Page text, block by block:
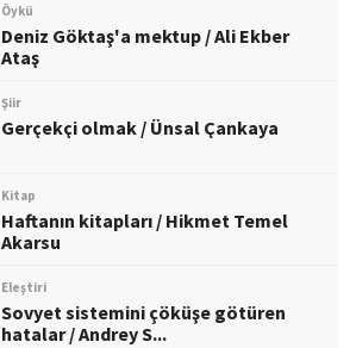
Öykü
Deniz Göktaş'a mektup / Ali Ekber
Ataş
Şiir
Gerçekçi olmak / Ünsal Çankaya
Kitap
Haftanın kitapları / Hikmet Temel
Akarsu
Eleştiri
Sovyet sistemini çöküşe götüren
hatalar / Andrey S...